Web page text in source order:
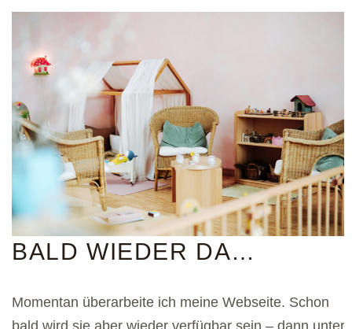
BALD WIEDER DA…
Momentan überarbeite ich meine Webseite. Schon